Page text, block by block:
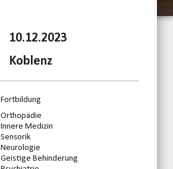
10.12.2023
Koblenz
Fortbildung
Orthopädie
Innere Medizin
Sensorik
Neurologie
Geistige Behinderung